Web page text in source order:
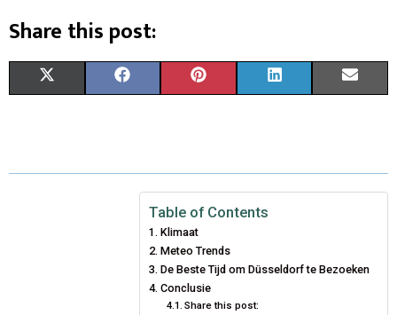
Share this post:
W E T
E
E
S
K
I
I
Table of Contents
Klimaat
Meteo Trends
De Beste Tijd om Düsseldorf te Bezoeken
Conclusie
Share this post: